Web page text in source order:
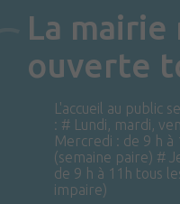
La mairie
ouverte
L'accueil au public
: # Lundi, mardi,
Mercredi : de 9 h à
(semaine paire) #
de 9 h à 11h tous
impaire)